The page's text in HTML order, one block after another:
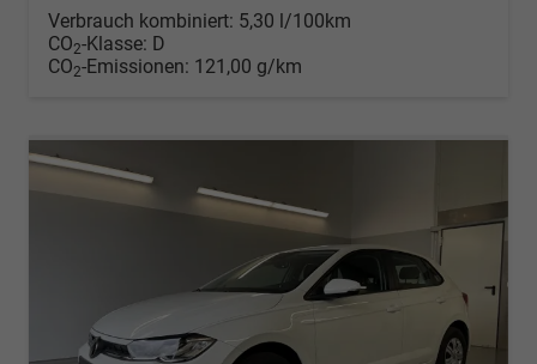
Verbrauch kombiniert: 5,30 l/100km
CO2-Klasse: D
CO2-Emissionen: 121,00 g/km